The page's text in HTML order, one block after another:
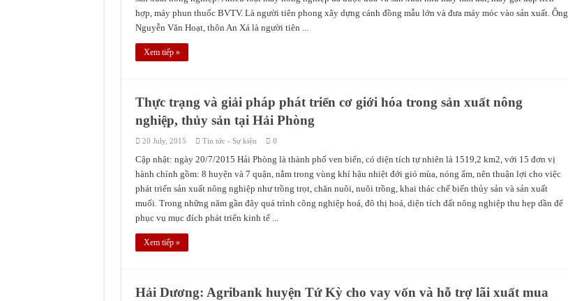
hợp, máy phun thuốc BVTV. Là người tiên phong xây dựng cánh đồng mẫu lớn và đưa máy móc vào sản xuất. Ông
Nguyễn Văn Hoạt, thôn An Xá là người tiên ...
Xem tiếp »
Thực trạng và giải pháp phát triển cơ giới hóa trong sản xuất nông
nghiệp, thủy sản tại Hải Phòng
20 July, 2015 Tin tức - Sự kiện 0
Cập nhật: ngày 20/7/2015 Hải Phòng là thành phố ven biển, có diện tích tự nhiên là 1519,2 km2, với 15 đơn vị
hành chính gồm: 8 huyện và 7 quận, nằm trong vùng khí hậu nhiệt đới gió mùa, nóng ẩm, nên thuận lợi cho việc
phát triển sản xuất nông nghiệp như trồng trọt, chăn nuôi, nuôi trồng, khai thác chế biến thủy sản và sản xuất
muối. Trong những năm gần đây quá trình công nghiệp hoá, đô thị hoá, diện tích đất nông nghiệp thu hẹp dần để
phục vụ mục đích phát triển kinh tế ...
Xem tiếp »
Hải Dương: Agribank huyện Tứ Kỳ cho vay vốn và hỗ trợ lãi xuất mua